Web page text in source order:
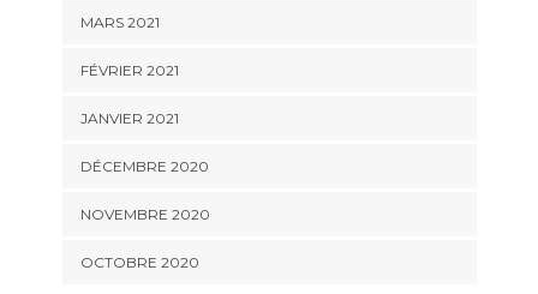
MARS 2021
FÉVRIER 2021
JANVIER 2021
DÉCEMBRE 2020
NOVEMBRE 2020
OCTOBRE 2020